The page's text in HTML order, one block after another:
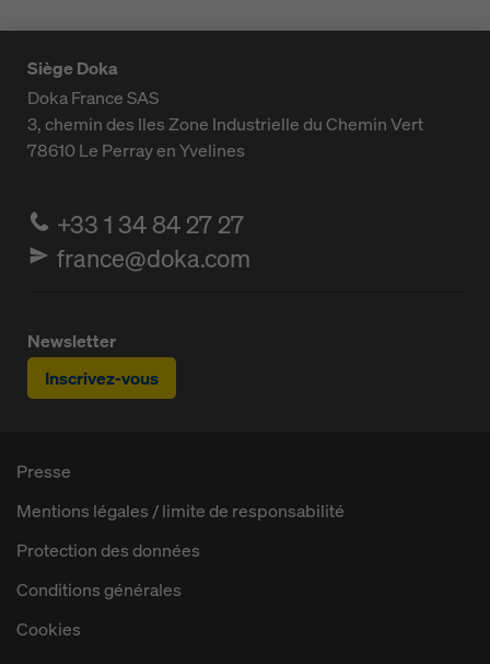
Siège Doka
Doka France SAS
3, chemin des IlesZone Industrielle du Chemin Vert
78610Le Perray en Yvelines
+33 1 34 84 27 27
france@doka.com
Newsletter
Inscrivez-vous
Presse
Mentions légales / limite de responsabilité
Protection des données
Conditions générales
Cookies